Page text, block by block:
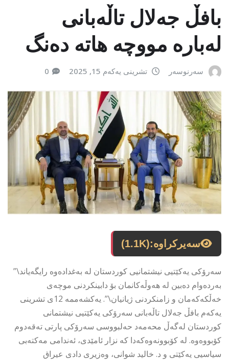
بافڵ جەلال تاڵەبانی
لەبارە مووچە هاتە دەنگ
سەرنوسەر تشرینی یەکەم 15, 2025 0
سەیرکراوە:(1.1K)
سەرۆکی یەکێتیی نیشتمانیی کوردستان لە بەغدادەوە رایگەیاند\”
بەردەوام دەبین لە هەوڵەکانمان بۆ دابینکردنی موچەی
خەڵکەکەمان و زامنکردنی ژیانیان\”. یەکشەممە 12ی تشرینی
یەکەم بافڵ جەلال تاڵەبانی سەرۆکی یەکێتیی نیشتمانی
کوردستان لەگەڵ محەمەد حەلبووسی سەرۆکی پارتی تەقەدوم
کۆبووەوە. لە کۆبوونەوەکەدا کە نزار ئامێدی، ئەندامی مەکتەبی
سیاسیی یەکێتی و د. خالید شوانی، وەزیری دادی عیراق